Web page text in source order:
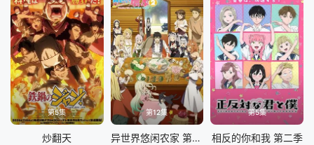
第5集
炒翻天
第12集
异世界悠闲农家 第二季
第5集
相反的你和我 第二季